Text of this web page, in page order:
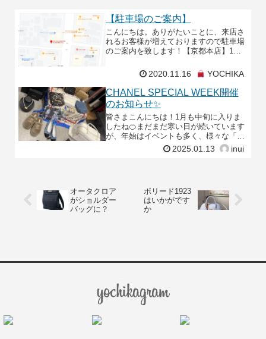
【駐車場のご案内】
こんにちは。ありがたいことに、来店さ
れるお客様が増えておりますので駐車場
のご案内を致します！【京都本店】1台
に位置しております。「京都市上京区栄
町360」でカーナビ
2020.11.16 YOCHIKA
CHANEL SPECIAL WEEK開催
のお知らせ✨
皆さまこんにちは！1月も中旬に入りま
したね🍊まだまだ寒い日が続いています
が、年始はイベントも多く、様々な「初
め」があります🏇年始めの行事にとって
おきの「CHANEL」を身に着けてみませ
2025.01.13 inui
オータクロア
がショルダー
バッグに？
ボリード1923
はいかがです
か